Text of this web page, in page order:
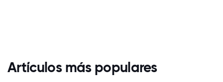
Artículos más populares